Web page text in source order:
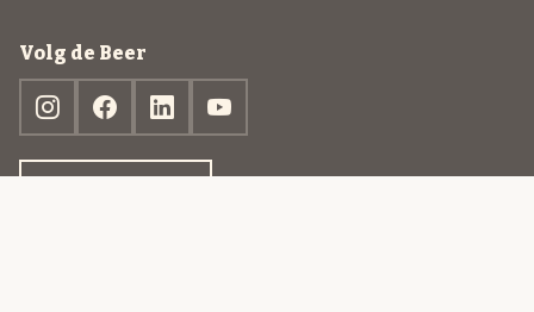
Volg de Beer